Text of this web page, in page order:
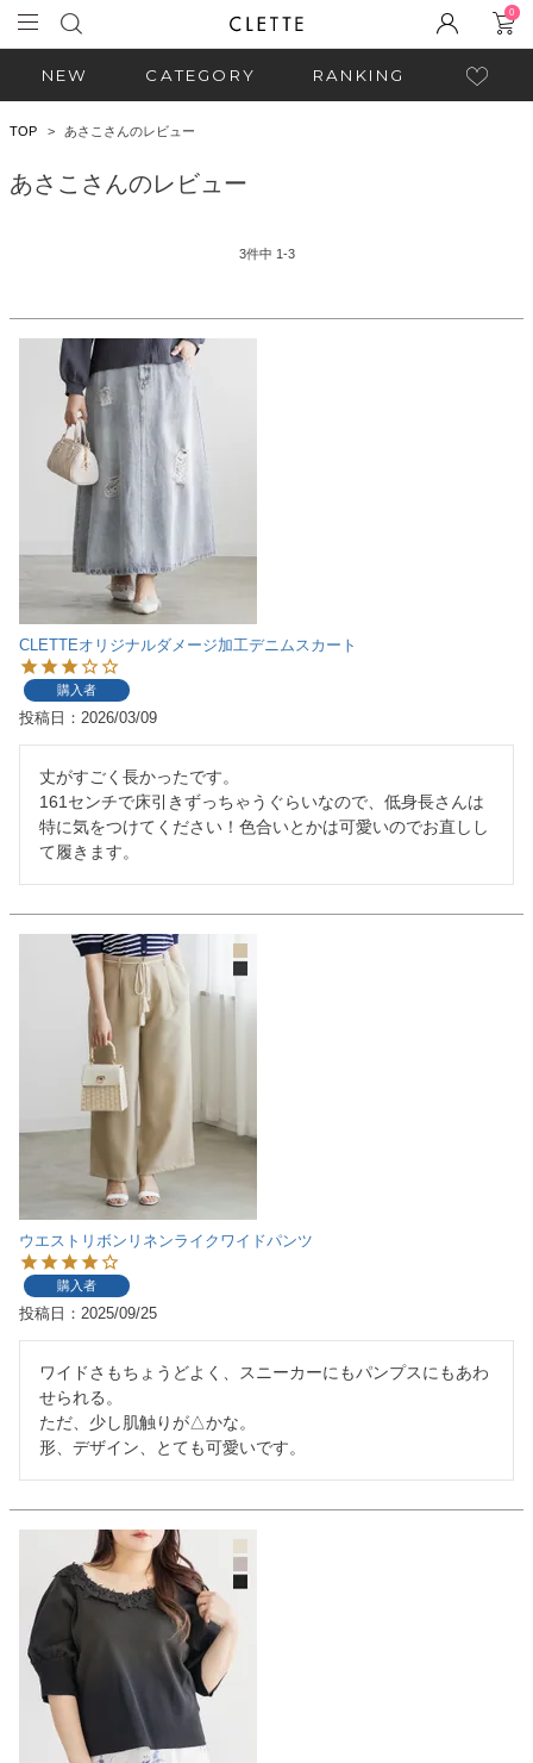
0
NEW CATEGORY RANKING
TOP あさこさんのレビュー
あさこさんのレビュー
3件中 1-3
CLETTEオリジナルダメージ加工デニムスカート
購入者
投稿日 2026/03/09
丈がすごく長かったです。
161センチで床引きずっちゃうぐらいなので、低身長さんは
特に気をつけてください！色合いとかは可愛いのでお直しし
て履きます。
ウエストリボンリネンライクワイドパンツ
購入者
投稿日 2025/09/25
ワイドさもちょうどよく、スニーカーにもパンプスにもあわ
せられる。
ただ、少し肌触りが△かな。
形、デザイン、とても可愛いです。